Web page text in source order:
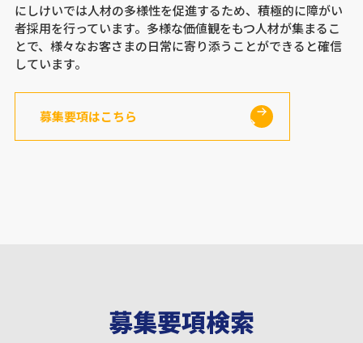
にしけいでは人材の多様性を促進するため、積極的に障がい
者採用を行っています。多様な価値観をもつ人材が集まるこ
とで、様々なお客さまの日常に寄り添うことができると確信
しています。
募集要項はこちら
募集要項検索